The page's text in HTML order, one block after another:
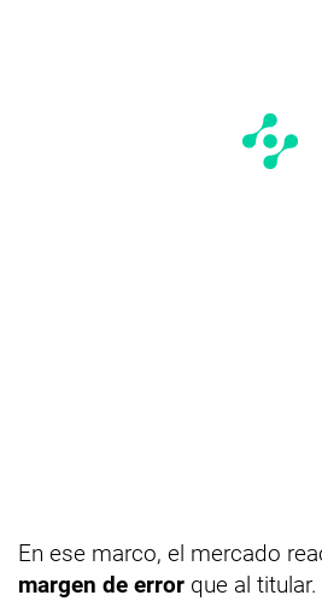
En ese marco, el mercado
margen de error que al